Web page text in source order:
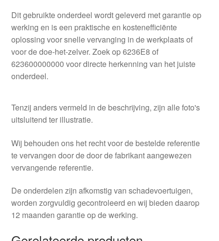
Dit gebruikte onderdeel wordt geleverd met garantie op
werking en is een praktische en kostenefficiënte
oplossing voor snelle vervanging in de werkplaats of
voor de doe-het-zelver. Zoek op 6236E8 of
623600000000 voor directe herkenning van het juiste
onderdeel.
Tenzij anders vermeld in de beschrijving, zijn alle foto's
uitsluitend ter illustratie.
Wij behouden ons het recht voor de bestelde referentie
te vervangen door de door de fabrikant aangewezen
vervangende referentie.
De onderdelen zijn afkomstig van schadevoertuigen,
worden zorgvuldig gecontroleerd en wij bieden daarop
12 maanden garantie op de werking.